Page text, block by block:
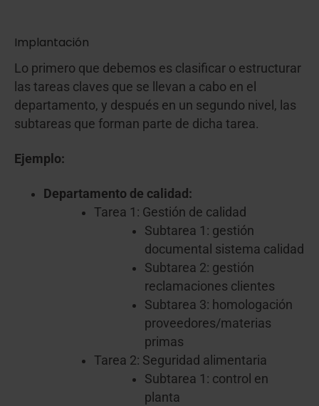
Implantación
Lo primero que debemos es clasificar o estructurar
las tareas claves que se llevan a cabo en el
departamento, y después en un segundo nivel, las
subtareas que forman parte de dicha tarea.
Ejemplo:
Departamento de calidad:
Tarea 1: Gestión de calidad
Subtarea 1: gestión
documental sistema calidad
Subtarea 2: gestión
reclamaciones clientes
Subtarea 3: homologación
proveedores/materias
primas
Tarea 2: Seguridad alimentaria
Subtarea 1: control en
planta